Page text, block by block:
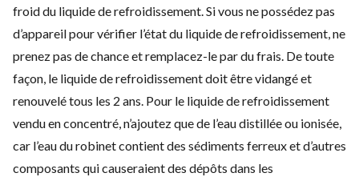
froid du liquide de refroidissement. Si vous ne possédez pas
d’appareil pour vérifier l’état du liquide de refroidissement, ne
prenez pas de chance et remplacez-le par du frais. De toute
façon, le liquide de refroidissement doit être vidangé et
renouvelé tous les 2 ans. Pour le liquide de refroidissement
vendu en concentré, n’ajoutez que de l’eau distillée ou ionisée,
car l’eau du robinet contient des sédiments ferreux et d’autres
composants qui causeraient des dépôts dans les